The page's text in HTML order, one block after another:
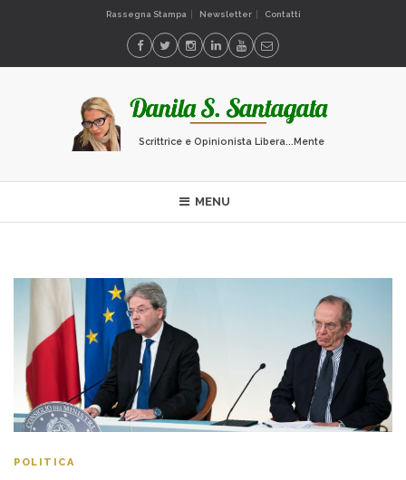
Rassegna Stampa Newsletter Contatti
Scrittrice e Opinionista Libera...Mente
MENU
POLITICA